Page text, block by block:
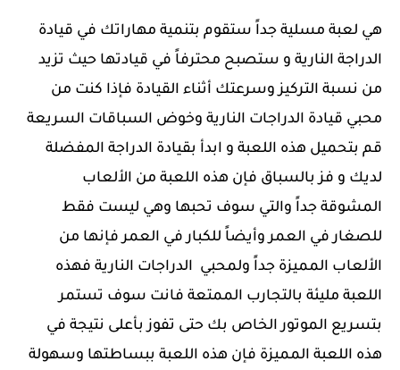
هي لعبة مسلية جداً ستقوم بتنمية مهاراتك في قيادة
الدراجة النارية و ستصبح محترفاً في قيادتها حيث تزيد
من نسبة التركيز وسرعتك أثناء القيادة ‏فإذا كنت من
محبي قيادة الدراجات النارية وخوض السباقات السريعة
قم بتحميل هذه اللعبة و ابدأ بقيادة الدراجة المفضلة
لديك و فز بالسباق فإن هذه اللعبة من الألعاب
المشوقة جداً والتي سوف تحبها وهي ليست فقط
للصغار في العمر وأيضاً للكبار في العمر فإنها من
الألعاب المميزة جداً ولمحبي الدراجات النارية فهذه
اللعبة مليئة بالتجارب الممتعة فانت سوف تستمر
بتسريع الموتور الخاص بك حتى تفوز بأعلى نتيجة في
هذه اللعبة المميزة فإن هذه اللعبة ببساطتها وسهولة